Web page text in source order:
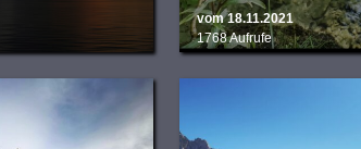
vom 18.11.2021
1768 Aufrufe